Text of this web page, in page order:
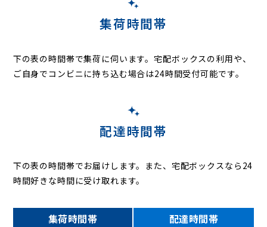
集荷時間帯
下の表の時間帯で集荷に伺います。宅配ボックスの利用や、
ご自身でコンビニに持ち込む場合は24時間受付可能です。
配達時間帯
下の表の時間帯でお届けします。また、宅配ボックスなら24
時間好きな時間に受け取れます。
集荷時間帯 配達時間帯